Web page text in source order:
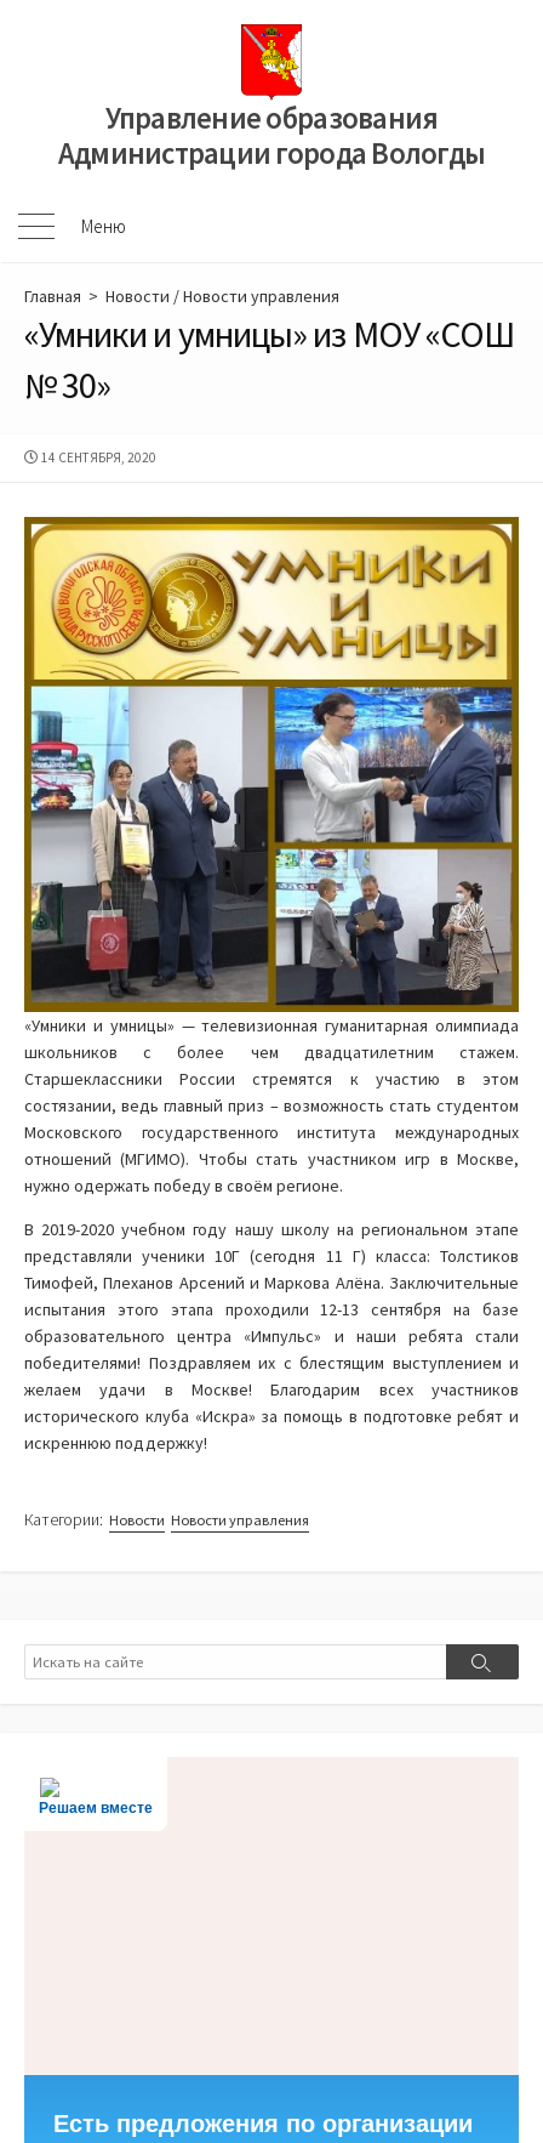
Управление образования
Администрации города Вологды
Меню
Меню
Главная > Новости /Новости управления
«Умники и умницы» из МОУ «СОШ
№ 30»
ДАТА
14 СЕНТЯБРЯ, 2020
«Умники и умницы» — телевизионная гуманитарная олимпиада
школьников с более чем двадцатилетним стажем.
Старшеклассники России стремятся к участию в этом
состязании, ведь главный приз – возможность стать студентом
Московского государственного института международных
отношений (МГИМО). Чтобы стать участником игр в Москве,
нужно одержать победу в своём регионе.
В 2019-2020 учебном году нашу школу на региональном этапе
представляли ученики 10Г (сегодня 11 Г) класса: Толстиков
Тимофей, Плеханов Арсений и Маркова Алёна. Заключительные
испытания этого этапа проходили 12-13 сентября на базе
образовательного центра «Импульс» и наши ребята стали
победителями! Поздравляем их с блестящим выступлением и
желаем удачи в Москве! Благодарим всех участников
исторического клуба «Искра» за помощь в подготовке ребят и
искреннюю поддержку!
Категории: Новости Новости управления
Поиск
Поиск
Решаем вместе
Есть предложения по организации